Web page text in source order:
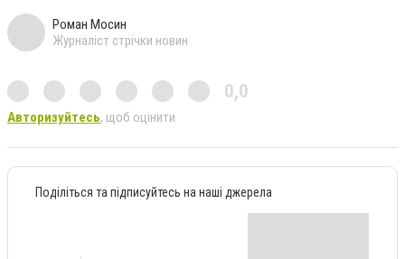
Роман Мосин
Журналіст стрічки новин
0,0
Авторизуйтесь, щоб оцінити
Поділіться та підписуйтесь на наші джерела